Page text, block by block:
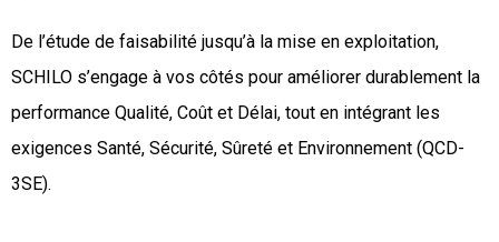
De l’étude de faisabilité jusqu’à la mise en exploitation,
SCHILO s’engage à vos côtés pour améliorer durablement la
performance Qualité, Coût et Délai, tout en intégrant les
exigences Santé, Sécurité, Sûreté et Environnement (QCD-
3SE).